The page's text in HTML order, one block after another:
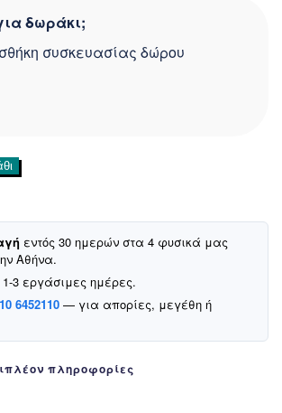
δωράκι;
συσκευασίας δώρου
εντός 30 ημερών στα 4 φυσικά μας
Αθήνα.
3 εργάσιμες ημέρες.
6452110 — για απορίες, μεγέθη ή
πληροφορίες